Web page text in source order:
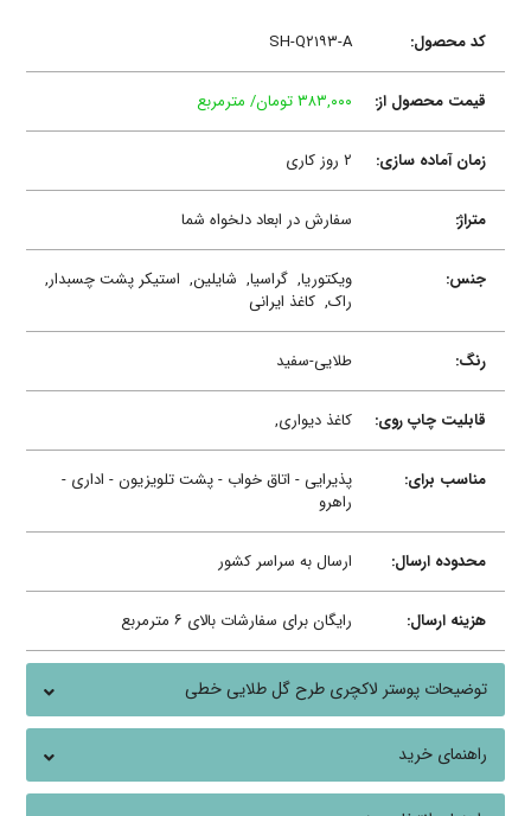
کد محصول: SH-Q۲۱۹۳-A
قیمت محصول از: ۳۸۳,۰۰۰ تومان/ مترمربع
زمان آماده سازی: ۲ روز کاری
متراژ: سفارش در ابعاد دلخواه شما
جنس: ویکتوریا,گراسیا, شایلین, استیکر پشت چسبدار,
راک,کاغذ ایرانی
رنگ: طلایی-سفید
قابلیت چاپ روی: کاغذ دیواری,
مناسب برای:
پذیرایی - اتاق خواب - پشت تلویزیون - اداری -
راهرو
محدوده ارسال: ارسال به سراسر کشور
هزینه ارسال: رایگان برای سفارشات بالای ۶ مترمربع
توضیحات پوستر لاکچری طرح گل طلایی خطی
راهنمای خرید